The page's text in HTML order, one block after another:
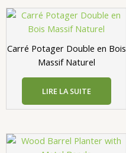
Carré Potager Double en Bois
Massif Naturel
LIRE LA SUITE